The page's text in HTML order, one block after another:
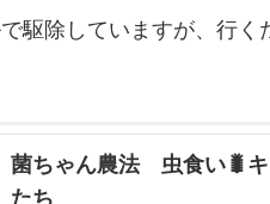
駆除していますが、行く
菌ちゃん農法 虫食い🐛
たち